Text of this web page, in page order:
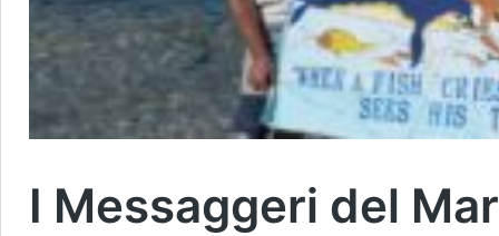
I Messaggeri del